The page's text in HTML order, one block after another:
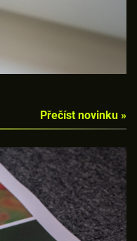
Přečíst novinku »